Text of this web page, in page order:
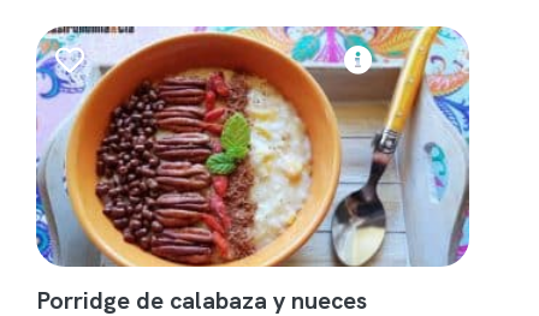
Porridge de calabaza y nueces